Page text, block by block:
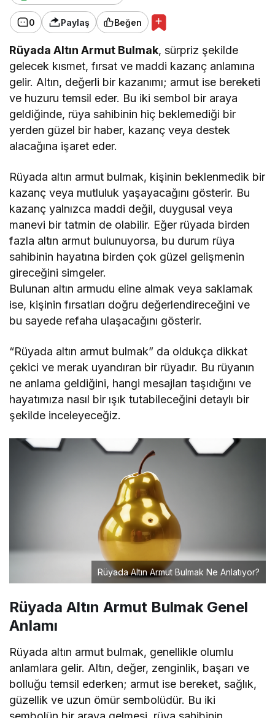
0 Paylaş Beğen
Rüyada Altın Armut Bulmak, sürpriz şekilde
gelecek kısmet, fırsat ve maddi kazanç anlamına
gelir. Altın, değerli bir kazanımı; armut ise bereketi
ve huzuru temsil eder. Bu iki sembol bir araya
geldiğinde, rüya sahibinin hiç beklemediği bir
yerden güzel bir haber, kazanç veya destek
alacağına işaret eder.
Rüyada altın armut bulmak, kişinin beklenmedik bir
kazanç veya mutluluk yaşayacağını gösterir. Bu
kazanç yalnızca maddi değil, duygusal veya
manevi bir tatmin de olabilir. Eğer rüyada birden
fazla altın armut bulunuyorsa, bu durum rüya
sahibinin hayatına birden çok güzel gelişmenin
gireceğini simgeler.
Bulunan altın armudu eline almak veya saklamak
ise, kişinin fırsatları doğru değerlendireceğini ve
bu sayede refaha ulaşacağını gösterir.
“Rüyada altın armut bulmak” da oldukça dikkat
çekici ve merak uyandıran bir rüyadır. Bu rüyanın
ne anlama geldiğini, hangi mesajları taşıdığını ve
hayatımıza nasıl bir ışık tutabileceğini detaylı bir
şekilde inceleyeceğiz.
Rüyada Altın Armut Bulmak Ne Anlatıyor?
Rüyada Altın Armut Bulmak Genel
Anlamı
Rüyada altın armut bulmak, genellikle olumlu
anlamlara gelir. Altın, değer, zenginlik, başarı ve
bolluğu temsil ederken; armut ise bereket, sağlık,
güzellik ve uzun ömür sembolüdür. Bu iki